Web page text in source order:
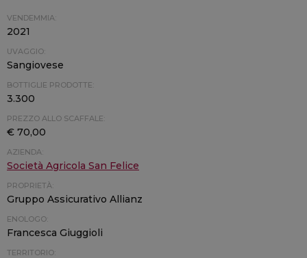
VENDEMMIA:
2021
UVAGGIO:
Sangiovese
BOTTIGLIE PRODOTTE:
3.300
PREZZO ALLO SCAFFALE:
€ 70,00
AZIENDA:
Società Agricola San Felice
PROPRIETÀ:
Gruppo Assicurativo Allianz
ENOLOGO:
Francesca Giuggioli
TERRITORIO: